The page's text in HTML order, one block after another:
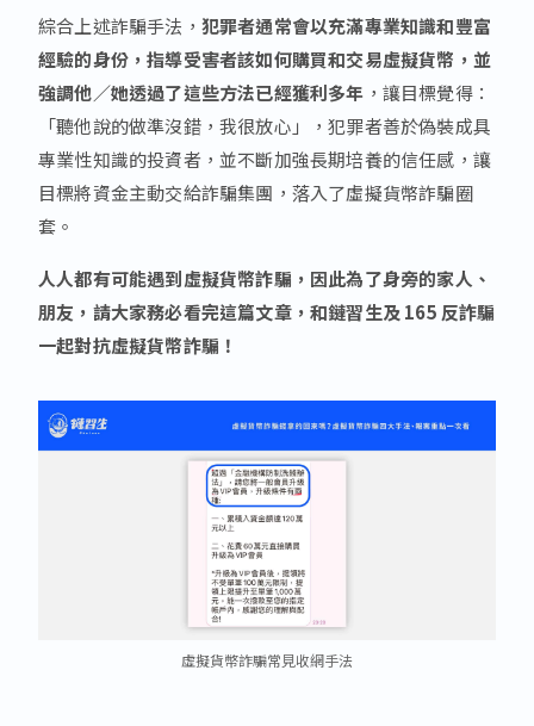
綜合上述詐騙手法， 犯罪者通常會以充滿專業知識和豐富
經驗的身份，指導受害者該如何購買和交易虛擬貨幣，並
強調他／她透過了這些方法已經獲利多年 ，讓目標覺得：
「聽他說的做準沒錯，我很放心」，犯罪者善於偽裝成具
專業性知識的投資者，並不斷加強長期培養的信任感，讓
目標將資金主動交給詐騙集團，落入了虛擬貨幣詐騙圈
套。
人人都有可能遇到虛擬貨幣詐騙，因此為了身旁的家人、
朋友，請大家務必看完這篇文章，和鏈習生及 165 反詐騙
一起對抗虛擬貨幣詐騙！
虛擬貨幣詐騙常見收網手法